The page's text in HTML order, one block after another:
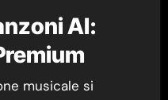
AI:
musicale si